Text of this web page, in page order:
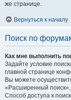
же странице.
Вернуться к началу
Поиск по
Как мне выполнить
Задайте условие
главной странице
Вы можете
«Расширенный поиск»,
Способ доступа к